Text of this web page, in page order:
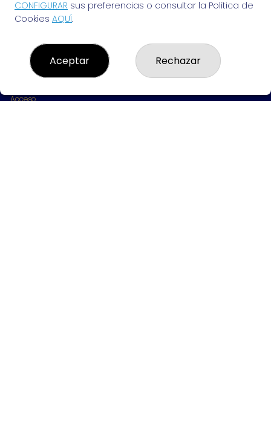
¿Quiénes somos?
Resultados
Contacto
Empresas
Acceso
CONFIGURAR sus preferencias o consultar la Política de
Cookies AQUÍ.
Aceptar Rechazar